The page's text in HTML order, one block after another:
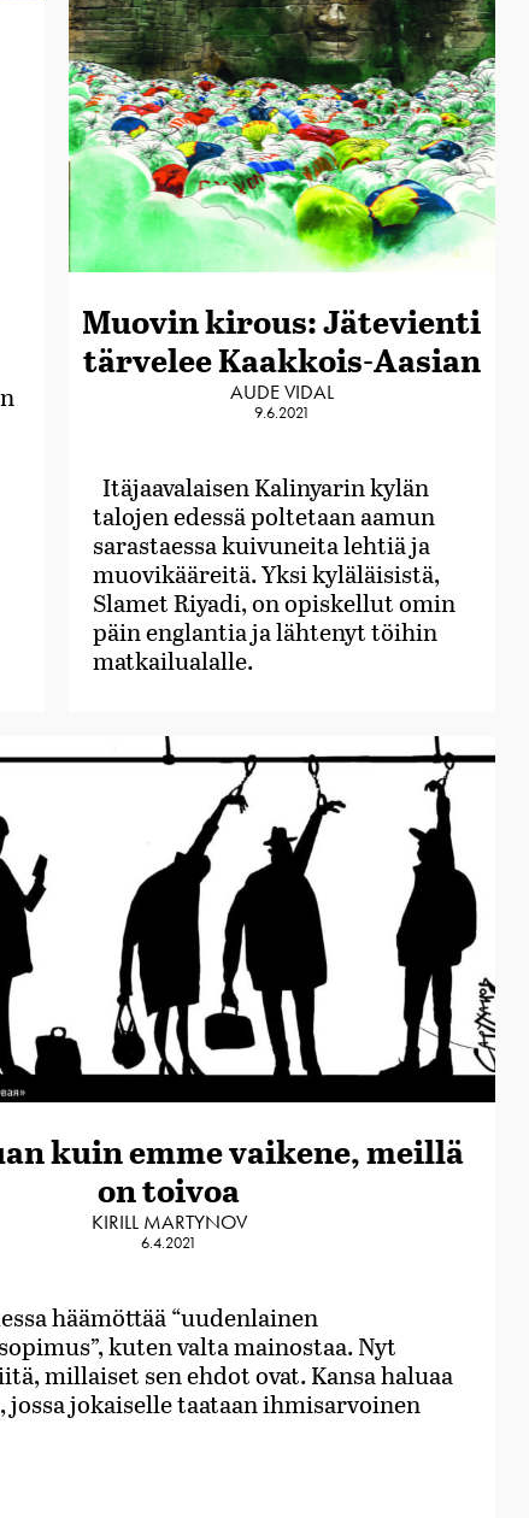
Muovin kirous: Jätevienti
tärvelee Kaakkois-Aasian
AUDE VIDAL
9.6.2021
Itäjaavalaisen Kalinyarin kylän
talojen edessä poltetaan aamun
sarastaessa kuivuneita lehtiä ja
muovikääreitä. Yksi kyläläisistä,
Slamet Riyadi, on opiskellut omin
päin englantia ja lähtenyt töihin
matkailualalle.
kuin emme vaikene, meillä
on toivoa
KIRILL MARTYNOV
6.4.2021
häämöttää “uudenlainen
kuten valta mainostaa. Nyt
millaiset sen ehdot ovat. Kansa haluaa
jossa jokaiselle taataan ihmisarvoinen